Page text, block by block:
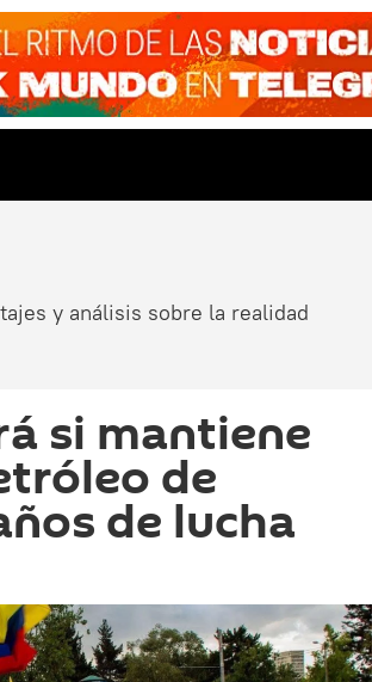
y análisis sobre la realidad
si mantiene
de
de lucha